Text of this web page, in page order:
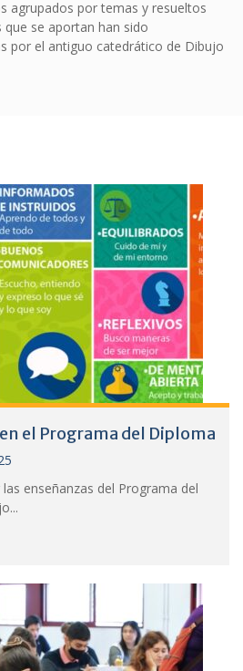
agrupados por temas y resueltos
se aportan han sido
por el antiguo catedrático de Dibujo
el Programa del Diploma
enseñanzas del Programa del